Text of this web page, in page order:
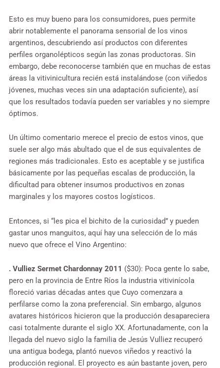
Esto es muy bueno para los consumidores, pues permite
abrir notablemente el panorama sensorial de los vinos
argentinos, descubriendo así productos con diferentes
perfiles organolépticos según las zonas productoras. Sin
embargo, debe reconocerse también que en muchas de estas
áreas la vitivinicultura recién está instalándose (con viñedos
jóvenes, muchas veces sin una adaptación suficiente), así
que los resultados todavía pueden ser variables y no siempre
óptimos.
Un último comentario merece el precio de estos vinos, que
suele ser algo más abultado que el de sus equivalentes de
regiones más tradicionales. Esto es aceptable y se justifica
básicamente por las pequeñas escalas de producción, la
dificultad para obtener insumos productivos en zonas
marginales y los mayores costos logísticos.
Entonces, si “les pica el bichito de la curiosidad” y pueden
gastar unos manguitos, aquí hay una selección de lo más
nuevo que ofrece el Vino Argentino:
. Vulliez Sermet Chardonnay 2011 ($30): Poca gente lo sabe,
pero en la provincia de Entre Ríos la industria vitivinícola
floreció varias décadas antes que Cuyo comenzara a
perfilarse como la zona preferencial. Sin embargo, algunos
avatares históricos hicieron que la producción desapareciera
casi totalmente durante el siglo XX. Afortunadamente, con la
llegada del nuevo siglo la familia de Jesús Vulliez recuperó
una antigua bodega, plantó nuevos viñedos y reactivó la
producción regional. El proyecto es aún bastante joven, pero